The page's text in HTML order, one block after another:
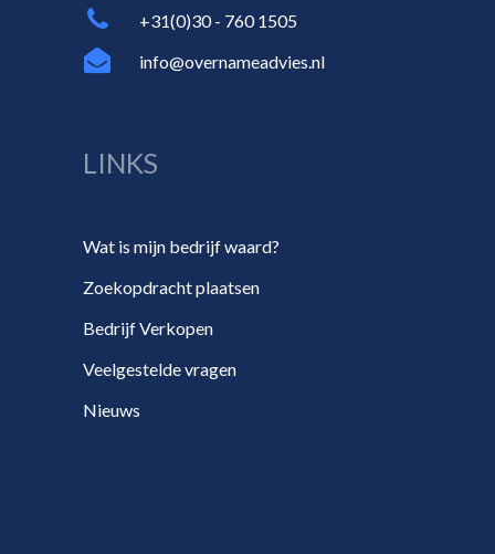
+31(0)30 - 760 1505
info@overnameadvies.nl
LINKS
Wat is mijn bedrijf waard?
Zoekopdracht plaatsen
Bedrijf Verkopen
Veelgestelde vragen
Nieuws